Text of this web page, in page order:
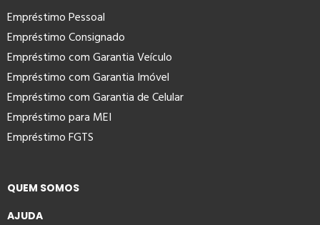
Empréstimo Pessoal
Empréstimo Consignado
Empréstimo com Garantia Veículo
Empréstimo com Garantia Imóvel
Empréstimo com Garantia de Celular
Empréstimo para MEI
Empréstimo FGTS
QUEM SOMOS
AJUDA